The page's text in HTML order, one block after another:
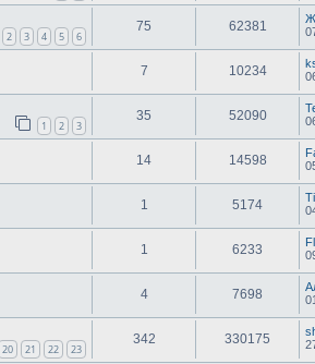
2 3 4 5 6
75 62381
7 10234
1 2 3
35 52090
14 14598
1 5174
1 6233
4 7698
20 21 22 23
342 330175